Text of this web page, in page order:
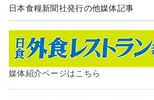
日本食糧新聞社発行の他媒体記事
媒体紹介ページはこちら